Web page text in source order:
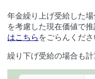
年金繰り上げ受給した
を考慮した現在価値で
はこちら をごらんくださ
繰り下げ受給の場合も計